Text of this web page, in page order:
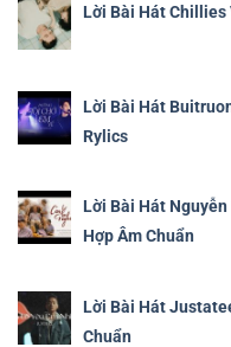
Lời Bài Hát Chillies
Lời Bài Hát
Rylics
Lời Bài Hát
Hợp Âm Chuẩn
Lời Bài Hát
Chuẩn